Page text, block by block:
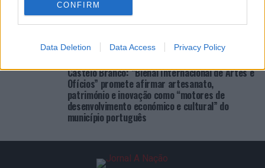
CONFIRM
Data Deletion Data Access Privacy Policy
ATUALIDADE
“Millennium Estoril Open 2026” regressou ao
Assche
Castelo Branco: “Bienal Internacional de Artes e
Ofícios” promete afirmar artesanato,
património e inovação como “motores de
desenvolvimento económico e cultural” do
município português